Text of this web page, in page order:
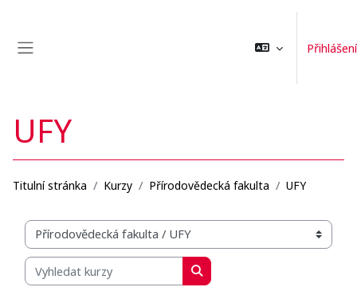
Přihlášení
UFY
Titulní stránka Kurzy Přírodovědecká fakulta UFY
Organizační struktura kurzů
Vyhledat kurzy
Vyhledat kurzy